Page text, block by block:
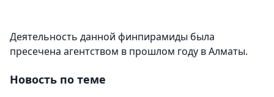
Деятельность данной финпирамиды была
пресечена агентством в прошлом году в Алматы.
Новость по теме